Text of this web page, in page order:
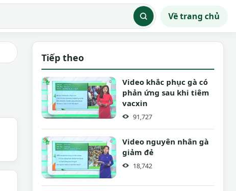
Về trang chủ
Tiếp theo
Video khắc phục gà có
phản ứng sau khi tiêm
vacxin
91,727
Video nguyên nhân gà
giảm đẻ
18,742